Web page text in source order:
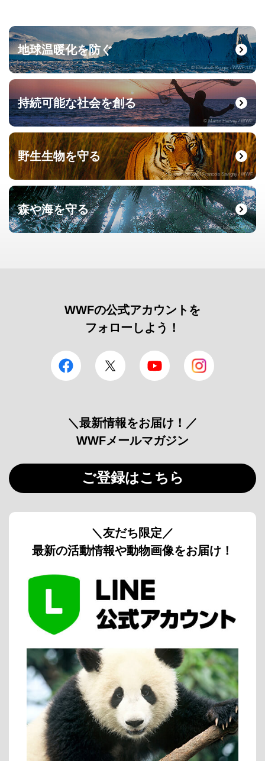
地球温暖化を防ぐ
© Elisabeth Kruger / WWF-US
持続可能な社会を創る
© Martin Harvey / WWF
野生生物を守る
© naturepl.com / Francois Savigny / WWF
森や海を守る
© Roger Leguen / WWF
WWFの公式アカウントを
フォローしよう！
facebook Twitter YouTube
＼最新情報をお届け！／
WWFメールマガジン
ご登録はこちら
＼友だち限定／
最新の活動情報や動物画像をお届け！